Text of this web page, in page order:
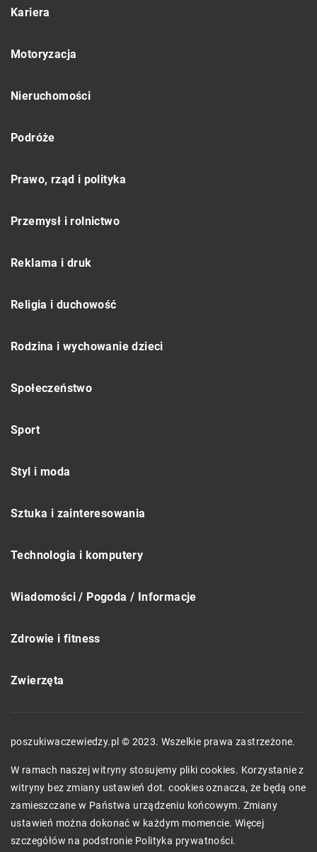
Kariera
Motoryzacja
Nieruchomości
Podróże
Prawo, rząd i polityka
Przemysł i rolnictwo
Reklama i druk
Religia i duchowość
Rodzina i wychowanie dzieci
Społeczeństwo
Sport
Styl i moda
Sztuka i zainteresowania
Technologia i komputery
Wiadomości / Pogoda / Informacje
Zdrowie i fitness
Zwierzęta
poszukiwaczewiedzy.pl © 2023. Wszelkie prawa zastrzeżone.
W ramach naszej witryny stosujemy pliki cookies. Korzystanie z
witryny bez zmiany ustawień dot. cookies oznacza, że będą one
zamieszczane w Państwa urządzeniu końcowym. Zmiany
ustawień można dokonać w każdym momencie. Więcej
szczegółów na podstronie Polityka prywatności.